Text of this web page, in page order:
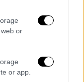
or
or app.
σπίτι που
ουσιαστική
του
μεγαλύτερη
πίεση για